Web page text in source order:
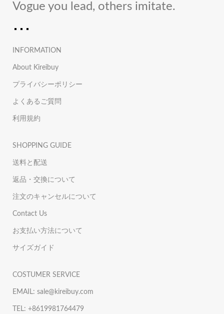
Vogue you lead, others imitate.
INFORMATION
About Kireibuy
プライバシーポリシー
よくあるご質問
利用規約
SHOPPING GUIDE
送料と配送
返品・交換について
注文のキャンセルについて
Contact Us
お支払い方法について
サイズガイド
COSTUMER SERVICE
EMAIL: sale@kireibuy.com
TEL: +8619981764479